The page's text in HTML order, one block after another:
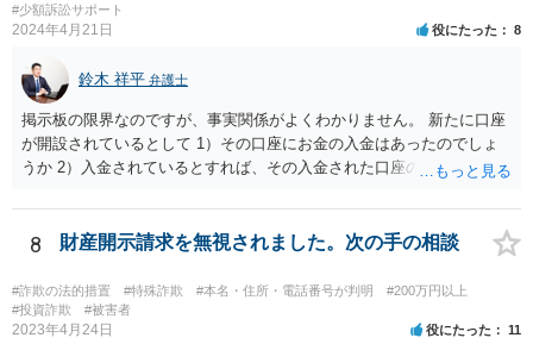
#少額訴訟サポート
2024年4月21日 役にたった 8
鈴木 祥平 弁護士
掲示板の限界なのですが、事実関係がよくわかりません。 新たに口座
が開設されているとして 1）その口座にお金の入金はあったのでしょ
うか 2）入金されているとすれば、その入金された口座の資金は引き
がポイントですよね。口座を悪用する人は、「その口座に入ったお金
を手に入れる」ことが目的ですから、あなたがキャッシュカードを持
きませんから、できるとすれば、ネット上あるいはアプリ上で第三者
に送金することくらいだと思います。あなたの名義の口座であるか
ら、お金の動きくらいは調べることが可能であると思います。 その上
8 財産開示請求を無視されました。次の手の相談
#詐欺の法的措置 #特殊詐欺 #本名・住所・電話番号が判明
#200万円以上
#投資詐欺
#被害者
2023年4月24日 役にたった 11